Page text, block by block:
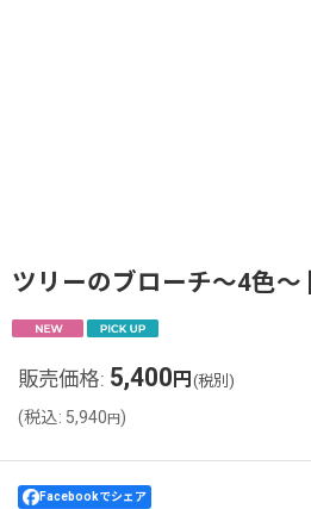
ツリーのブローチ〜4色〜
販売価格: 5,400 円 (税別)
(税込: 5,940 円 )
Facebookでシェア